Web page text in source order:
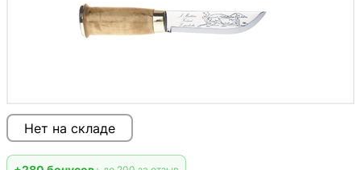
Нет на складе